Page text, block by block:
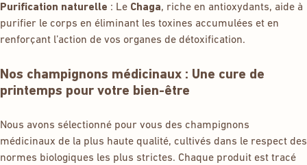
Purification naturelle : Le Chaga, riche en antioxydants, aide à
purifier le corps en éliminant les toxines accumulées et en
renforçant l’action de vos organes de détoxification.
Nos champignons médicinaux : Une cure de
printemps pour votre bien-être
Nous avons sélectionné pour vous des champignons
médicinaux de la plus haute qualité, cultivés dans le respect des
normes biologiques les plus strictes. Chaque produit est tracé